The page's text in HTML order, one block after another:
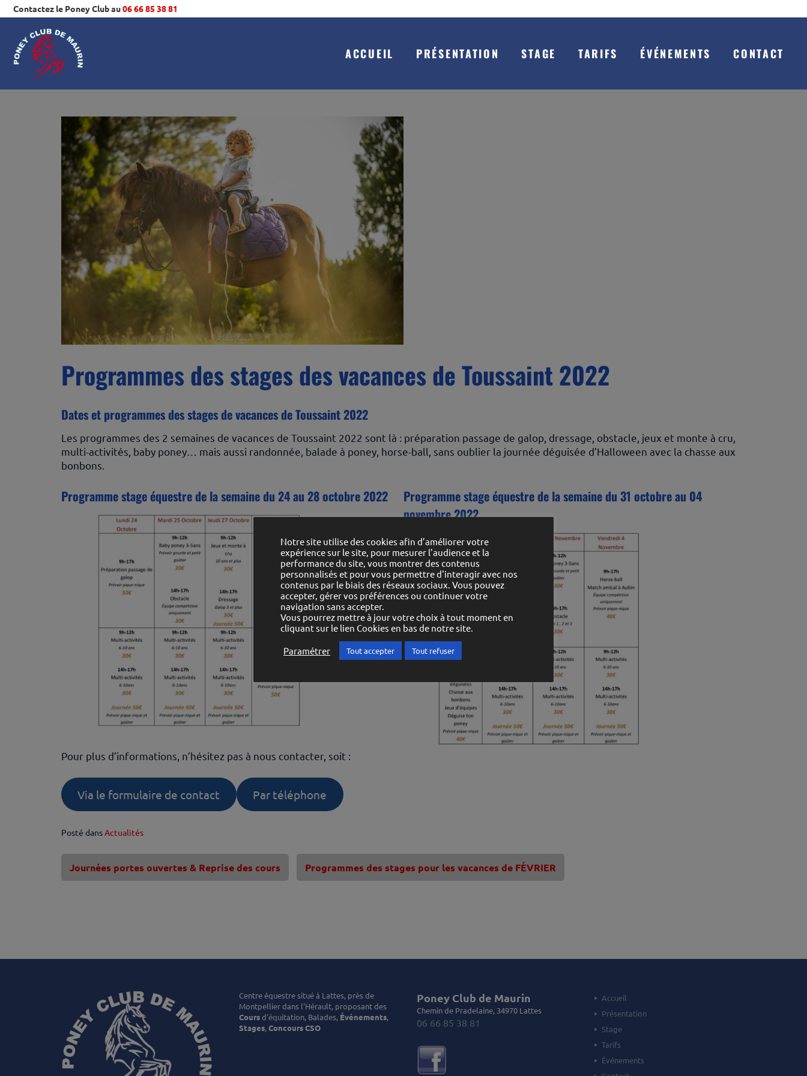
Contactez le Poney Club au06 66 85 38 81
ACCUEIL PRÉSENTATION STAGE TARIFS ÉVÉNEMENTS CONTACT
Programmes des stages des vacances de Toussaint 2022
Dates et programmes des stages de vacances de Toussaint 2022
Les programmes des 2 semaines de vacances de Toussaint 2022 sont là : préparation passage de galop, dressage, obstacle, jeux et monte à cru,
multi-activités, baby poney… mais aussi randonnée, balade à poney, horse-ball, sans oublier la journée déguisée d’Halloween avec la chasse aux
bonbons.
Programme stage équestre de la semaine du 24 au 28 octobre 2022
Programme stage équestre de la semaine du 31 octobre au 04
novembre 2022
Pour plus d’informations, n’hésitez pas à nous contacter, soit :
Via le formulaire de contact Par téléphone
Posté dansActualités
Journées portes ouvertes & Reprise des cours Programmes des stages pour les vacances de FÉVRIER
Centre équestre situé à Lattes, près de
Montpellier dans l'Hérault, proposant des
Coursd'équitation, Balades, Événements,
Stages,Concours CSO
Poney Club de Maurin
Chemin de Pradelaine, 34970 Lattes
06 66 85 38 81
Accueil
Présentation
Stage
Tarifs
Événements
Notre site utilise des cookies afin d’améliorer votre
expérience sur le site, pour mesurer l'audience et la
performance du site, vous montrer des contenus
personnalisés et pour vous permettre d'interagir avec nos
contenus par le biais des réseaux sociaux. Vous pouvez
accepter, gérer vos préférences ou continuer votre
navigation sans accepter.
Vous pourrez mettre à jour votre choix à tout moment en
cliquant sur le lien Cookies en bas de notre site.
Paramétrer
Tout accepter Tout refuser